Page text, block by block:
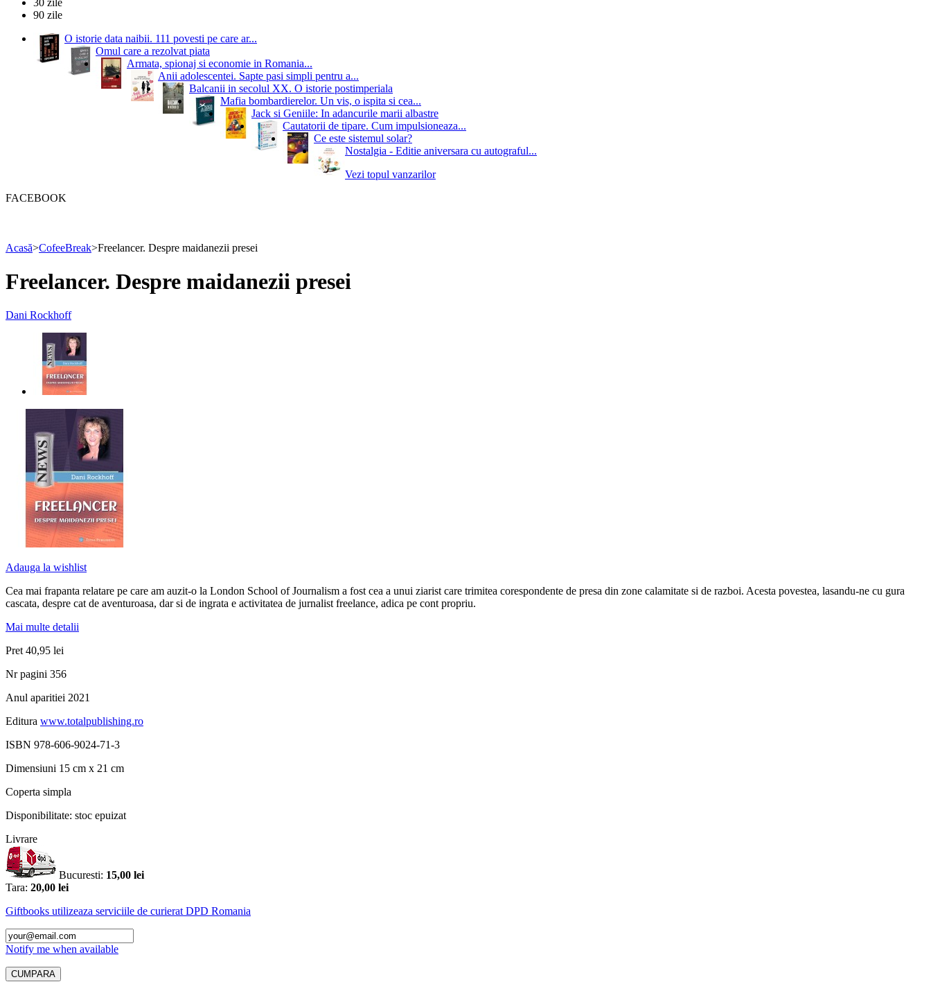
90 zile
O istorie data naibii. 111 povesti pe care ar...
Omul care a rezolvat piata
Armata, spionaj si economie in Romania...
Anii adolescentei. Sapte pasi simpli pentru a...
Balcanii in secolul XX. O istorie postimperiala
Mafia bombardierelor. Un vis, o ispita si cea...
Jack si Geniile: In adancurile marii albastre
Cautatorii de tipare. Cum impulsioneaza...
Ce este sistemul solar?
Nostalgia - Editie aniversara cu autograful...
Vezi topul vanzarilor
FACEBOOK
Acasă>CofeeBreak>Freelancer. Despre maidanezii presei
Freelancer. Despre maidanezii presei
Dani Rockhoff
Adauga la wishlist
Cea mai frapanta relatare pe care am auzit-o la London School of Journalism a fost cea a unui ziarist care trimitea corespondente de presa din zone calamitate si de razboi. Acesta povestea, lasandu-ne cu gura
cascata, despre cat de aventuroasa, dar si de ingrata e activitatea de jurnalist freelance, adica pe cont propriu.
Mai multe detalii
Pret 40,95 lei
Nr pagini 356
Anul aparitiei 2021
Editura www.totalpublishing.ro
ISBN 978-606-9024-71-3
Dimensiuni 15 cm x 21 cm
Coperta simpla
Disponibilitate: stoc epuizat
Livrare
Bucuresti: 15,00 lei
Tara: 20,00 lei
Giftbooks utilizeaza serviciile de curierat DPD Romania
Notify me when available